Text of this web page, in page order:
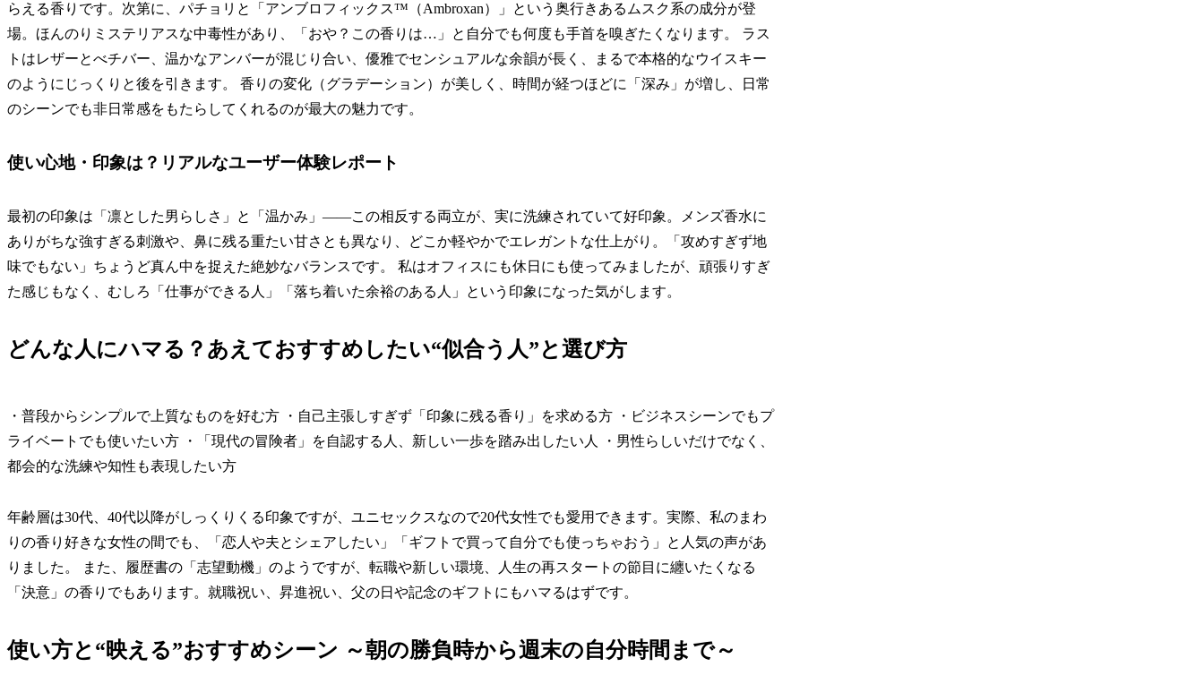
らえる香りです。次第に、パチョリと「アンブロフィックス™（Ambroxan）」という奥行きあるムスク系の成分が登
場。ほんのりミステリアスな中毒性があり、「おや？この香りは…」と自分でも何度も手首を嗅ぎたくなります。 ラス
トはレザーとべチバー、温かなアンバーが混じり合い、優雅でセンシュアルな余韻が長く、まるで本格的なウイスキー
のようにじっくりと後を引きます。 香りの変化（グラデーション）が美しく、時間が経つほどに「深み」が増し、日常
のシーンでも非日常感をもたらしてくれるのが最大の魅力です。
使い心地・印象は？リアルなユーザー体験レポート
最初の印象は「凛とした男らしさ」と「温かみ」――この相反する両立が、実に洗練されていて好印象。メンズ香水に
ありがちな強すぎる刺激や、鼻に残る重たい甘さとも異なり、どこか軽やかでエレガントな仕上がり。「攻めすぎず地
味でもない」ちょうど真ん中を捉えた絶妙なバランスです。 私はオフィスにも休日にも使ってみましたが、頑張りすぎ
た感じもなく、むしろ「仕事ができる人」「落ち着いた余裕のある人」という印象になった気がします。
どんな人にハマる？あえておすすめしたい“似合う人”と選び方
・普段からシンプルで上質なものを好む方 ・自己主張しすぎず「印象に残る香り」を求める方 ・ビジネスシーンでもプ
ライベートでも使いたい方 ・「現代の冒険者」を自認する人、新しい一歩を踏み出したい人 ・男性らしいだけでなく、
都会的な洗練や知性も表現したい方
年齢層は30代、40代以降がしっくりくる印象ですが、ユニセックスなので20代女性でも愛用できます。実際、私のまわ
りの香り好きな女性の間でも、「恋人や夫とシェアしたい」「ギフトで買って自分でも使っちゃおう」と人気の声があ
りました。 また、履歴書の「志望動機」のようですが、転職や新しい環境、人生の再スタートの節目に纏いたくなる
「決意」の香りでもあります。就職祝い、昇進祝い、父の日や記念のギフトにもハマるはずです。
使い方と“映える”おすすめシーン ～朝の勝負時から週末の自分時間まで～